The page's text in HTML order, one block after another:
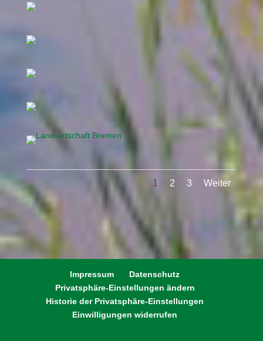
1 2 3 Weiter
Impressum
Datenschutz
Privatsphäre-Einstellungen ändern
Historie der Privatsphäre-Einstellungen
Einwilligungen widerrufen